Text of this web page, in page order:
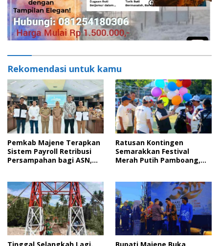
Rekomendasi untuk kamu
Pemkab Majene Terapkan
Sistem Payroll Retribusi
Persampahan bagi ASN,
Ratusan Kontingen
Semarakkan Festival
Merah Putih Pamboang,
Tanah Air